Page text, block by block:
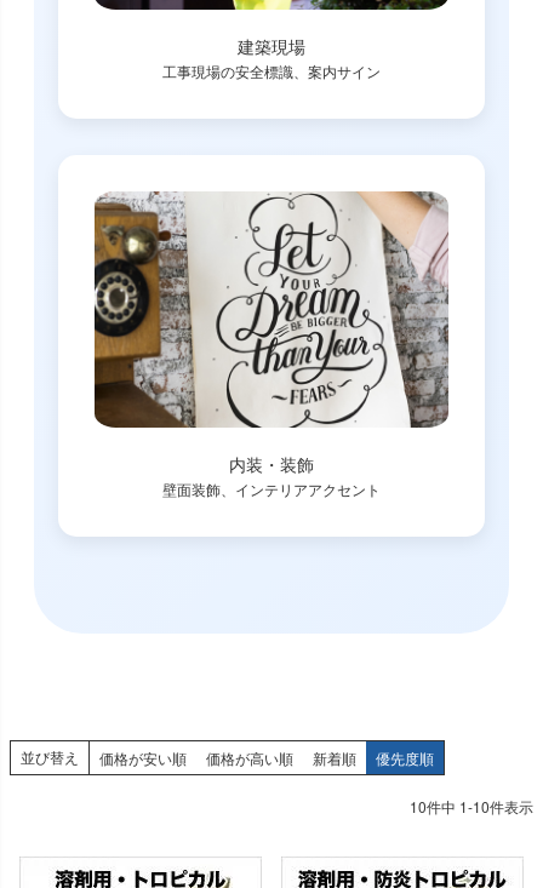
建築現場
工事現場の安全標識、案内サイン
内装・装飾
壁面装飾、インテリアアクセント
並び替え 価格が安い順 価格が高い順 新着順 優先度順
10件中 1-10件表示